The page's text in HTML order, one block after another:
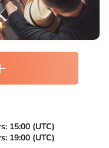
15:00 (UTC)
19:00 (UTC)